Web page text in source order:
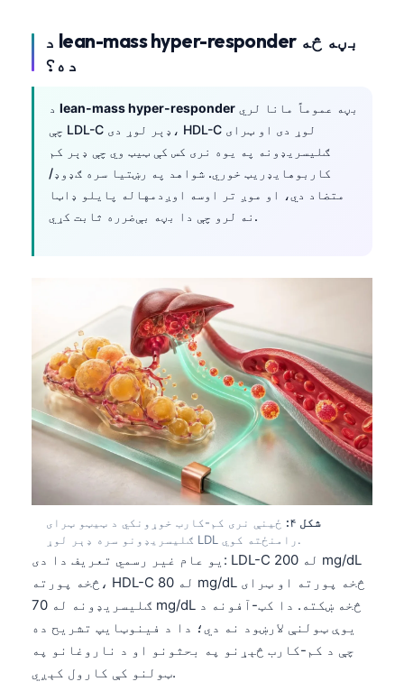
د lean-mass hyper-responder بڼه څه
ده؟
lean-mass hyper-responder
چې LDL-C ډېر لوړ دی، HDL-C لوړ دی او ټرای
ګلیسریډونه په یوه نری کس کې ټیټ وي چې ډېر کم
کاربوهایډریټ خوري. شواهد په رښتیا سره ګډوډ/
متضاد دي، او موږ تر اوسه اوږدمهاله پایلو ډاټا
نه لرو چې دا بڼه بې‌ضرره ثابت کړي.
شکل ۴:
ځینې نری کم-کارب خوړونکي د ټیټو ټرای
ګلیسریډونو سره ډېر لوړ LDL رامنځته کوي.
یو عام غیر رسمي تعریف دا دی: LDL-C له 200 mg/dL
څخه پورته، HDL-C له 80 mg/dL څخه پورته او ټرای
ګلیسریډونه له 70 mg/dL څخه ښکته. دا کټ-آفونه د
یوې ټولنې لارښود نه دي؛ دا د فینوټایپ تشریح ده
چې د کم-کارب څېړنو په بحثونو او د ناروغانو په
ټولنو کې کارول کېږي.